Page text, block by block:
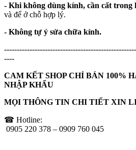
- Khi không dùng kính, cần cất trong
và để ở chỗ hợp lý.
- Không tự ý sửa chữa kính.
----
CAM KẾT SHOP CHỈ BÁN 100%
NHẬP KHẨU
MỌI THÔNG TIN CHI TIẾT XIN
☎ Hotline:
0905 220 378 – 0909 760 045